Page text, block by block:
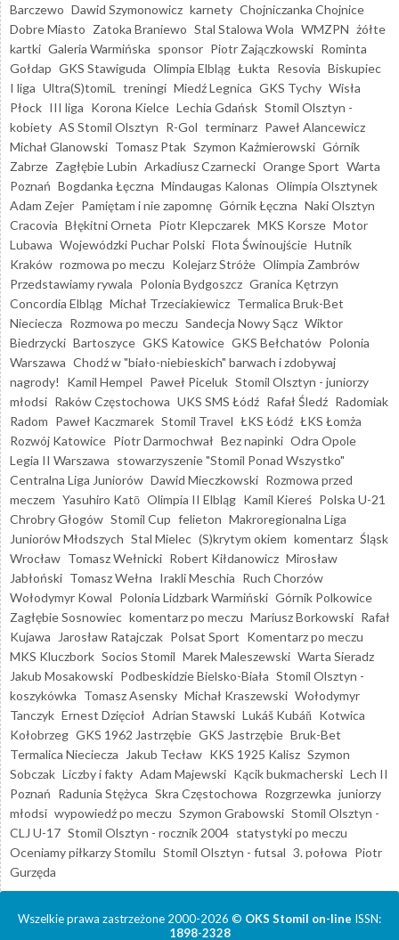
Barczewo Dawid Szymonowicz karnety Chojniczanka Chojnice
Dobre Miasto Zatoka Braniewo Stal Stalowa Wola WMZPN żółte
kartki Galeria Warmińska sponsor Piotr Zajączkowski Rominta
Gołdap GKS Stawiguda Olimpia Elbląg Łukta Resovia Biskupiec
I liga Ultra(S)tomiL treningi Miedź Legnica GKS Tychy Wisła
Płock III liga Korona Kielce Lechia Gdańsk Stomil Olsztyn -
kobiety AS Stomil Olsztyn R-Gol terminarz Paweł Alancewicz
Michał Glanowski Tomasz Ptak Szymon Kaźmierowski Górnik
Zabrze Zagłębie Lubin Arkadiusz Czarnecki Orange Sport Warta
Poznań Bogdanka Łęczna Mindaugas Kalonas Olimpia Olsztynek
Adam Zejer Pamiętam i nie zapomnę Górnik Łęczna Naki Olsztyn
Cracovia Błękitni Orneta Piotr Klepczarek MKS Korsze Motor
Lubawa Wojewódzki Puchar Polski Flota Świnoujście Hutnik
Kraków rozmowa po meczu Kolejarz Stróże Olimpia Zambrów
Przedstawiamy rywala Polonia Bydgoszcz Granica Kętrzyn
Concordia Elbląg Michał Trzeciakiewicz Termalica Bruk-Bet
Nieciecza Rozmowa po meczu Sandecja Nowy Sącz Wiktor
Biedrzycki Bartoszyce GKS Katowice GKS Bełchatów Polonia
Warszawa Chodź w "biało-niebieskich" barwach i zdobywaj
nagrody!
Kamil Hempel Paweł Piceluk Stomil Olsztyn - juniorzy
młodsi Raków Częstochowa UKS SMS Łódź Rafał Śledź Radomiak
Radom Paweł Kaczmarek Stomil Travel ŁKS Łódź ŁKS Łomża
Rozwój Katowice Piotr Darmochwał Bez napinki Odra Opole
Legia II Warszawa stowarzyszenie "Stomil Ponad Wszystko"
Centralna Liga Juniorów Dawid Mieczkowski Rozmowa przed
meczem Yasuhiro Katō Olimpia II Elbląg Kamil Kiereś Polska U-21
Chrobry Głogów Stomil Cup felieton Makroregionalna Liga
Juniorów Młodszych Stal Mielec (S)krytym okiem komentarz Śląsk
Wrocław Tomasz Wełnicki Robert Kiłdanowicz Mirosław
Jabłoński Tomasz Wełna Irakli Meschia Ruch Chorzów
Wołodymyr Kowal Polonia Lidzbark Warmiński Górnik Polkowice
Zagłębie Sosnowiec komentarz po meczu Mariusz Borkowski Rafał
Kujawa
Jarosław Ratajczak Polsat Sport Komentarz po meczu
MKS Kluczbork Socios Stomil Marek Maleszewski Warta Sieradz
Jakub Mosakowski Podbeskidzie Bielsko-Biała Stomil Olsztyn -
koszykówka Tomasz Asensky Michał Kraszewski Wołodymyr
Tanczyk Ernest Dzięcioł Adrian Stawski Lukáš Kubáň Kotwica
Kołobrzeg GKS 1962 Jastrzębie GKS Jastrzębie Bruk-Bet
Termalica Nieciecza
Jakub Tecław KKS 1925 Kalisz Szymon
Sobczak Liczby i fakty Adam Majewski Kącik bukmacherski Lech II
Poznań Radunia Stężyca Skra Częstochowa Rozgrzewka juniorzy
młodsi wypowiedź po meczu Szymon Grabowski Stomil Olsztyn -
CLJ U-17 Stomil Olsztyn - rocznik 2004 statystyki po meczu
Oceniamy piłkarzy Stomilu Stomil Olsztyn - futsal 3. połowa Piotr
Gurzęda
Wszelkie prawa zastrzeżone 2000-2026 © OKS Stomil on-line ISSN:
1898-2328